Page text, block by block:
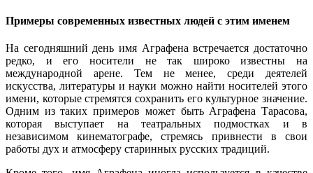
Примеры современных известных людей с этим именем
На сегодняшний день имя Аграфена встречается достаточно
редко, и его носители не так широко известны на
международной арене. Тем не менее, среди деятелей
искусства, литературы и науки можно найти носителей этого
имени, которые стремятся сохранить его культурное значение.
Одним из таких примеров может быть Аграфена Тарасова,
которая выступает на театральных подмостках и в
независимом кинематографе, стремясь привнести в свои
работы дух и атмосферу старинных русских традиций.